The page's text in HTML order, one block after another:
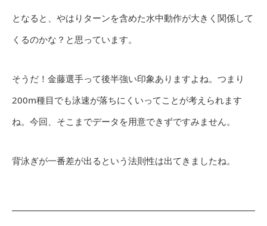
となると、やはりターンを含めた水中動作が大きく関係して
くるのかな？と思っています。
そうだ！金藤選手って後半強い印象ありますよね。つまり
200m種目でも泳速が落ちにくいってことが考えられます
ね。今回、そこまでデータを用意できずですみません。
背泳ぎが一番差が出るという法則性は出てきましたね。